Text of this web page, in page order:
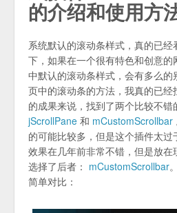
的介绍和使用方
系统默认的滚动条样式，真的已
下，如果在一个很有特色和创意
中默认的滚动条样式，会有多么
页中的滚动条的方法，我真的已
的成果来说，找到了两个比较不错
jScrollPane 和 mCustomScrollbar
的可能比较多，但是这个插件太过
效果在几年前非常不错，但是放
选择了后者： mCustomScrollbar
简单对比：